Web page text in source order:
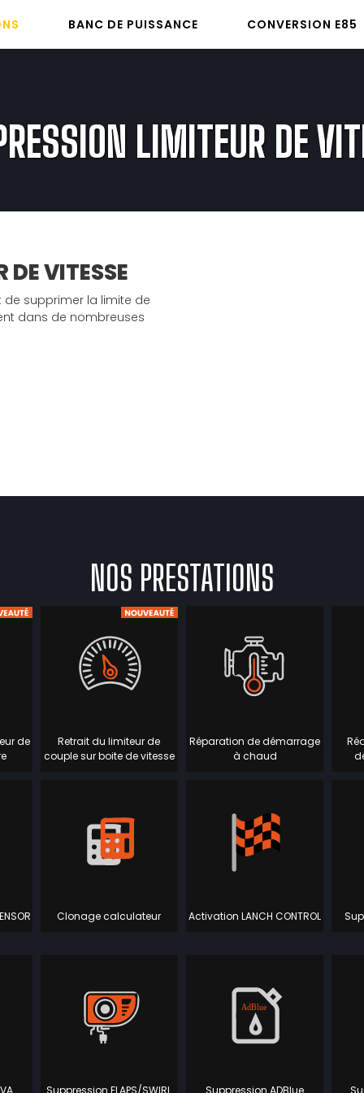
BANC DE PUISSANCE CONVERSION E85
LIMITEUR DE
DE VITESSE
supprimer la limite de
dans de nombreuses
NOS PRESTATIONS
de
Retrait du limiteur de
couple sur boite de vitesse
Réparation de démarrage
à chaud
Clonage calculateur Activation LANCH CONTROL
Suppression FLAPS/SWIRL Suppression ADBlue